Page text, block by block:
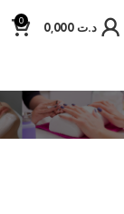
0 د.ت